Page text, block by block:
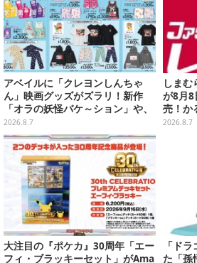
アベイルに「クレヨンしんちゃ
ん」映画グッズがズラリ！新作
「オラの妖怪バケ～ション」や、
「ヘンダーランド」「暗黒タマタ
マ」などをフィーチャー
2026.8.7
しま
が8月8
売！か
落なバ
2026.8.7
大注目の『ポケカ』30周年「エー
フィ・ブラッキーセット」がAma
「ド
た「孫